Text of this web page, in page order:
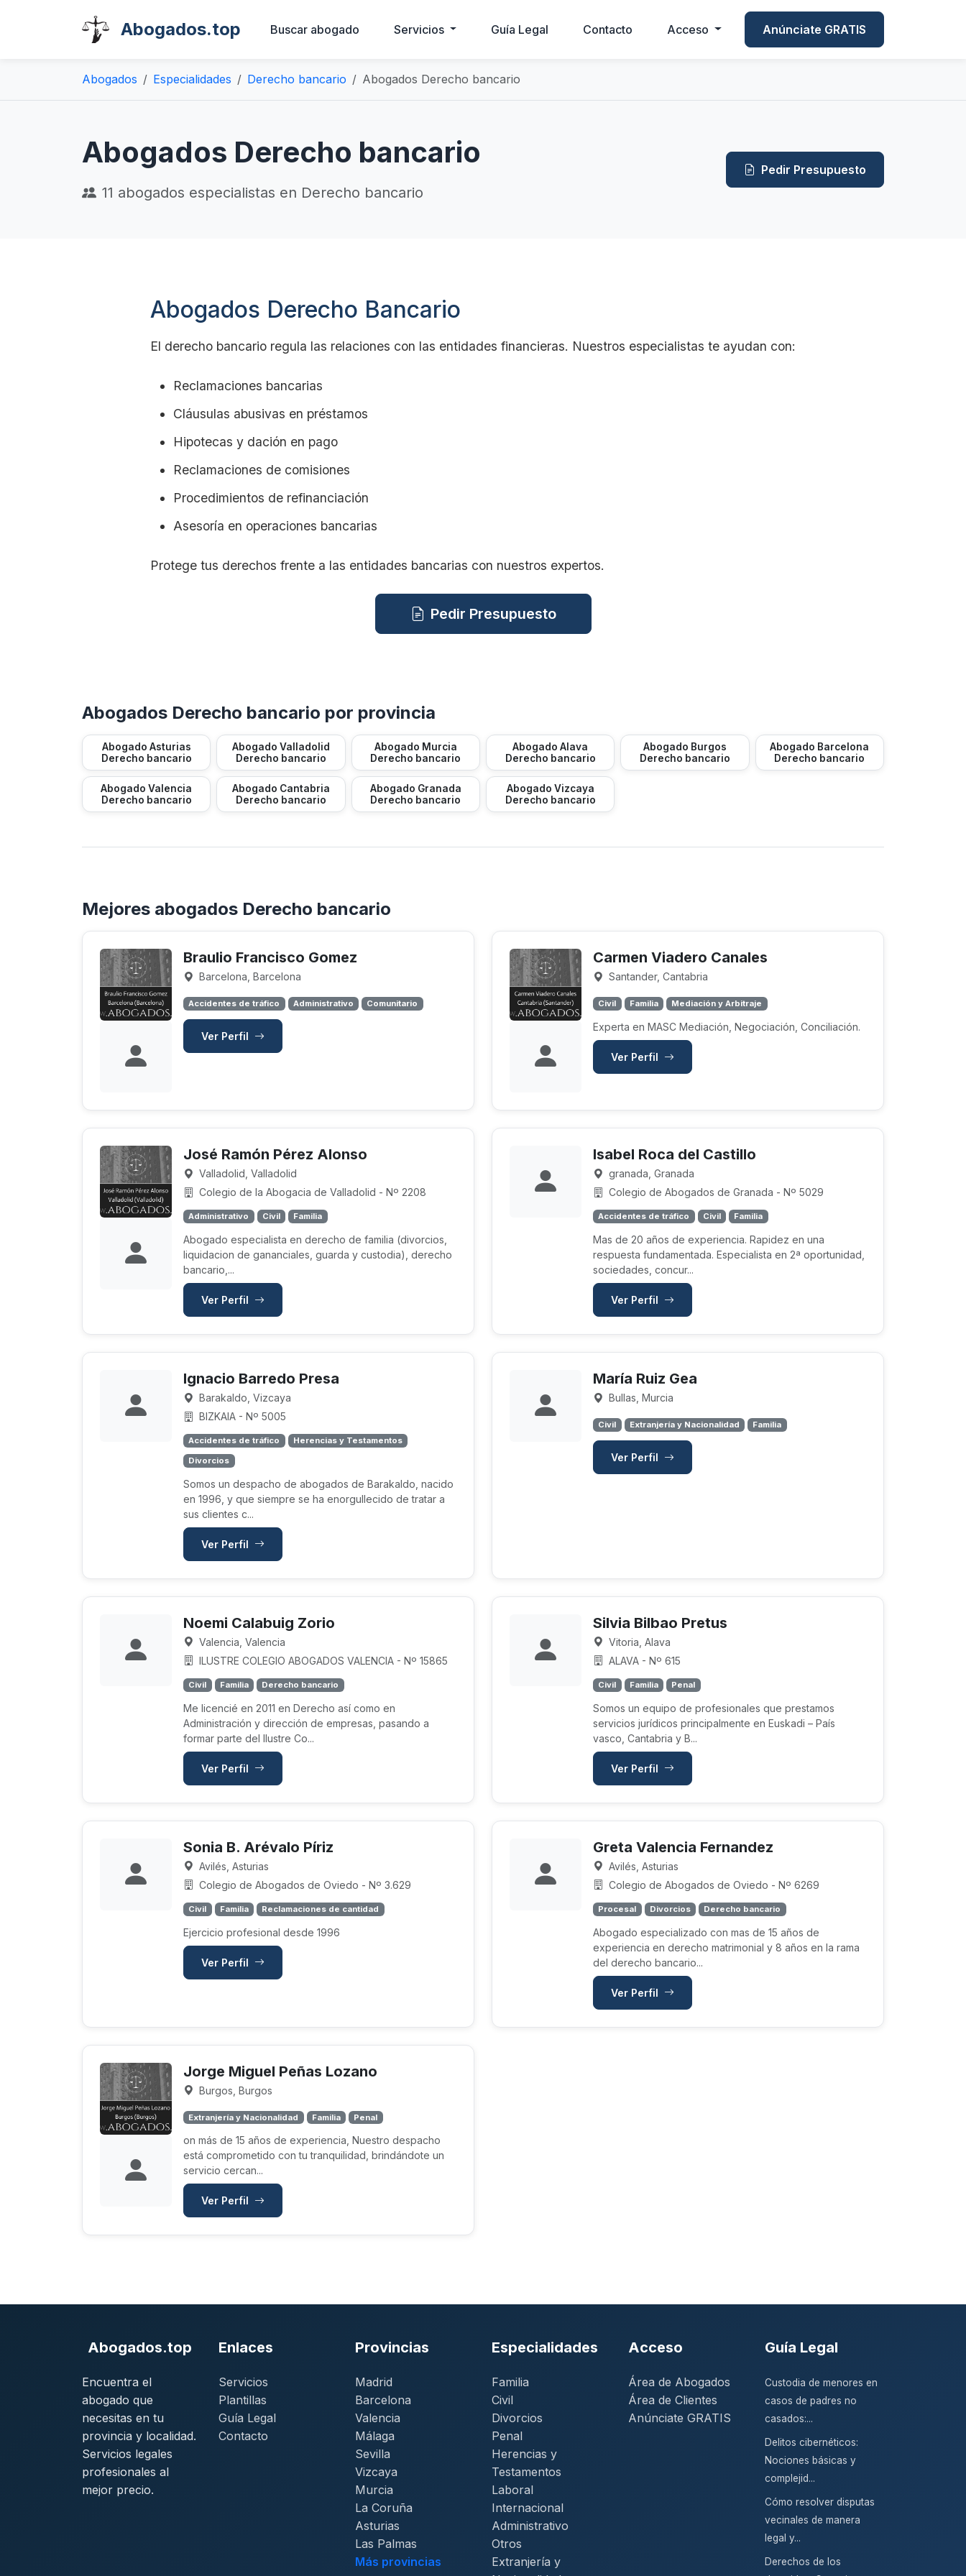
Abogados.top Buscar abogado Servicios Guía Legal Contacto Acceso Anúnciate GRATIS
Abogados Especialidades Derecho bancario Abogados Derecho bancario
Abogados Derecho bancario
11 abogados especialistas en Derecho bancario
Pedir Presupuesto
Abogados Derecho Bancario
El derecho bancario regula las relaciones con las entidades financieras. Nuestros especialistas te ayudan con:
Reclamaciones bancarias
Cláusulas abusivas en préstamos
Hipotecas y dación en pago
Reclamaciones de comisiones
Procedimientos de refinanciación
Asesoría en operaciones bancarias
Protege tus derechos frente a las entidades bancarias con nuestros expertos.
Pedir Presupuesto
Abogados Derecho bancario por provincia
Abogado Asturias
Derecho bancario
Abogado Valladolid
Derecho bancario
Abogado Murcia
Derecho bancario
Abogado Alava
Derecho bancario
Abogado Burgos
Derecho bancario
Abogado Barcelona
Derecho bancario
Abogado Valencia
Derecho bancario
Abogado Cantabria
Derecho bancario
Abogado Granada
Derecho bancario
Abogado Vizcaya
Derecho bancario
Mejores abogados Derecho bancario
Braulio Francisco Gomez
Barcelona, Barcelona
Accidentes de tráfico Administrativo Comunitario
Ver Perfil
Carmen Viadero Canales
Santander, Cantabria
Civil Familia Mediación y Arbitraje
Experta en MASC Mediación, Negociación, Conciliación.
Ver Perfil
José Ramón Pérez Alonso
Valladolid, Valladolid
Colegio de la Abogacia de Valladolid - Nº 2208
Administrativo Civil Familia
Abogado especialista en derecho de familia (divorcios,
liquidacion de gananciales, guarda y custodia), derecho
bancario,...
Ver Perfil
Isabel Roca del Castillo
granada, Granada
Colegio de Abogados de Granada - Nº 5029
Accidentes de tráfico Civil Familia
Mas de 20 años de experiencia. Rapidez en una
respuesta fundamentada. Especialista en 2ª oportunidad,
sociedades, concur...
Ver Perfil
Ignacio Barredo Presa
Barakaldo, Vizcaya
BIZKAIA - Nº 5005
Accidentes de tráfico
Herencias y Testamentos
Divorcios
Somos un despacho de abogados de Barakaldo, nacido
en 1996, y que siempre se ha enorgullecido de tratar a
sus clientes c...
Ver Perfil
María Ruiz Gea
Bullas, Murcia
Civil Extranjería y Nacionalidad Familia
Ver Perfil
Noemi Calabuig Zorio
Valencia, Valencia
ILUSTRE COLEGIO ABOGADOS VALENCIA - Nº 15865
Civil Familia Derecho bancario
Me licencié en 2011 en Derecho así como en
Administración y dirección de empresas, pasando a
formar parte del Ilustre Co...
Ver Perfil
Silvia Bilbao Pretus
Vitoria, Alava
ALAVA - Nº 615
Civil Familia Penal
Somos un equipo de profesionales que prestamos
servicios jurídicos principalmente en Euskadi – País
vasco, Cantabria y B...
Ver Perfil
Sonia B. Arévalo Píriz
Avilés, Asturias
Colegio de Abogados de Oviedo - Nº 3.629
Civil Familia Reclamaciones de cantidad
Ejercicio profesional desde 1996
Ver Perfil
Greta Valencia Fernandez
Avilés, Asturias
Colegio de Abogados de Oviedo - Nº 6269
Procesal Divorcios Derecho bancario
Abogado especializado con mas de 15 años de
experiencia en derecho matrimonial y 8 años en la rama
del derecho bancario...
Ver Perfil
Jorge Miguel Peñas Lozano
Burgos, Burgos
Extranjería y Nacionalidad Familia Penal
on más de 15 años de experiencia, Nuestro despacho
está comprometido con tu tranquilidad, brindándote un
servicio cercan...
Ver Perfil
Abogados.top
Encuentra el
abogado que
necesitas en tu
provincia y localidad.
Servicios legales
profesionales al
mejor precio.
Enlaces
Servicios
Plantillas
Guía Legal
Contacto
Provincias
Madrid
Barcelona
Valencia
Málaga
Sevilla
Vizcaya
Murcia
La Coruña
Asturias
Las Palmas
Más provincias
Especialidades
Familia
Civil
Divorcios
Penal
Herencias y
Testamentos
Laboral
Internacional
Administrativo
Otros
Extranjería y
Acceso
Área de Abogados
Área de Clientes
Anúnciate GRATIS
Guía Legal
Custodia de menores en
casos de padres no
casados:...
Delitos cibernéticos:
Nociones básicas y
complejid...
Cómo resolver disputas
vecinales de manera
legal y...
Derechos de los